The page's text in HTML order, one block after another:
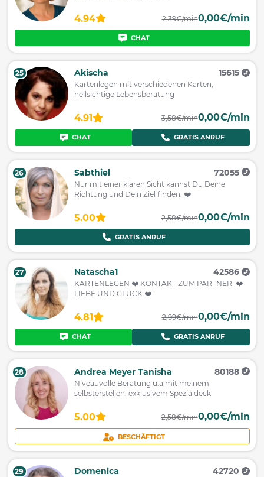
4.94 2,39€/min0,00€/min
CHAT
25 Akischa 15615
Kartenlegen mit verschiedenen Karten,
hellsichtige Lebensberatung
4.91 3,58€/min0,00€/min
CHAT GRATIS ANRUF
26 Sabthiel 72055
Nur mit einer klaren Sicht kannst Du Deine
Richtung und Dein Ziel finden. ❤️
5.00 2,58€/min0,00€/min
GRATIS ANRUF
27 Natascha1 42586
KARTENLEGEN ❤️ KONTAKT ZUM PARTNER! ❤️
LIEBE UND GLÜCK ❤️
4.81 2,99€/min0,00€/min
CHAT GRATIS ANRUF
28 Andrea Meyer Tanisha 80188
Niveauvolle Beratung u.a.mit meinem
selbsterstellen, exklusivem Spezialdeck!
5.00 2,58€/min0,00€/min
BESCHÄFTIGT
29 Domenica 42720